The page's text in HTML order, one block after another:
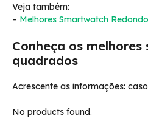
Veja também:
– Melhores Smartwatch
Conheça os
quadrados
Acrescente as informações:
No products found.